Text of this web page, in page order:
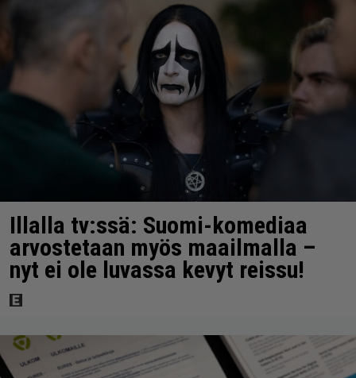
Illalla tv:ssä: Suomi-komediaa
arvostetaan myös maailmalla –
nyt ei ole luvassa kevyt reissu!